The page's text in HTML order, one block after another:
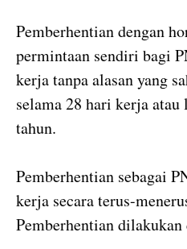
Pemberhentian dengan
permintaan sendiri bagi
kerja tanpa alasan yang
selama 28 hari kerja
tahun.
Pemberhentian sebagai
kerja secara terus-
Pemberhentian dilakukan